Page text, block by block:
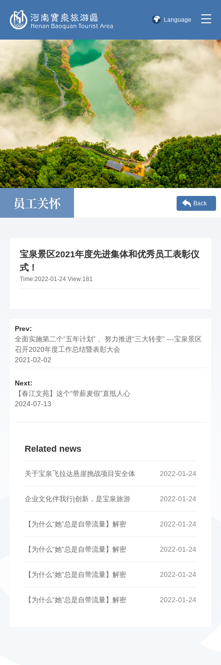
Language
English
한국어
日本語
员工关怀 Back
宝泉景区2021年度先进集体和优秀员工表彰仪
式！
Time:2022-01-24 View:181
Prev:
全面实施第二个“五年计划” 、努力推进“三大转变” ---宝泉景区
召开2020年度工作总结暨表彰大会
2021-02-02
Next:
【春江文苑】这个“带薪麦假”直抵人心
2024-07-13
Related news
2022-01-24
关于宝泉飞拉达悬崖挑战项目安全体
2022-01-24
企业文化伴我行|创新，是宝泉旅游
2022-01-24
【为什么“她”总是自带流量】解密
2022-01-24
【为什么“她”总是自带流量】解密
2022-01-24
【为什么“她”总是自带流量】解密
2022-01-24
【为什么“她”总是自带流量】解密